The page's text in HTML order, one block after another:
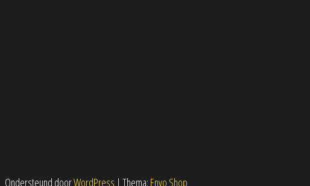
Ondersteund doorWordPress | Thema: Envo Shop